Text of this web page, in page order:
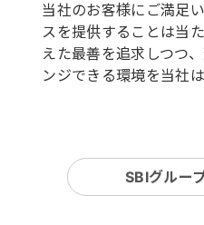
当社のお客様にご満足
スを提供することは当
えた最善を追求しつつ
ンジできる環境を当社
SBIグルー